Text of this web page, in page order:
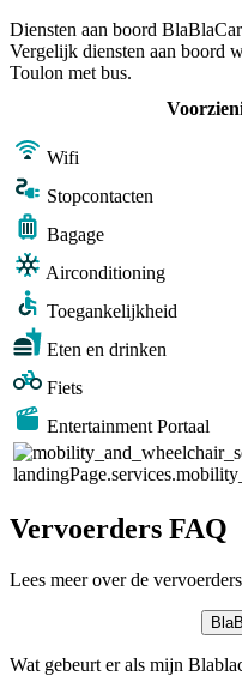
Diensten aan boord
Vergelijk diensten aan boord
Toulon met bus.
Wifi
Stopcontacten
Bagage
Airconditioning
Toegankelijkheid
Eten en drinken
Fiets
Entertainment Portaal
Vervoerders FAQ
Lees meer over de
Wat gebeurt er als mijn